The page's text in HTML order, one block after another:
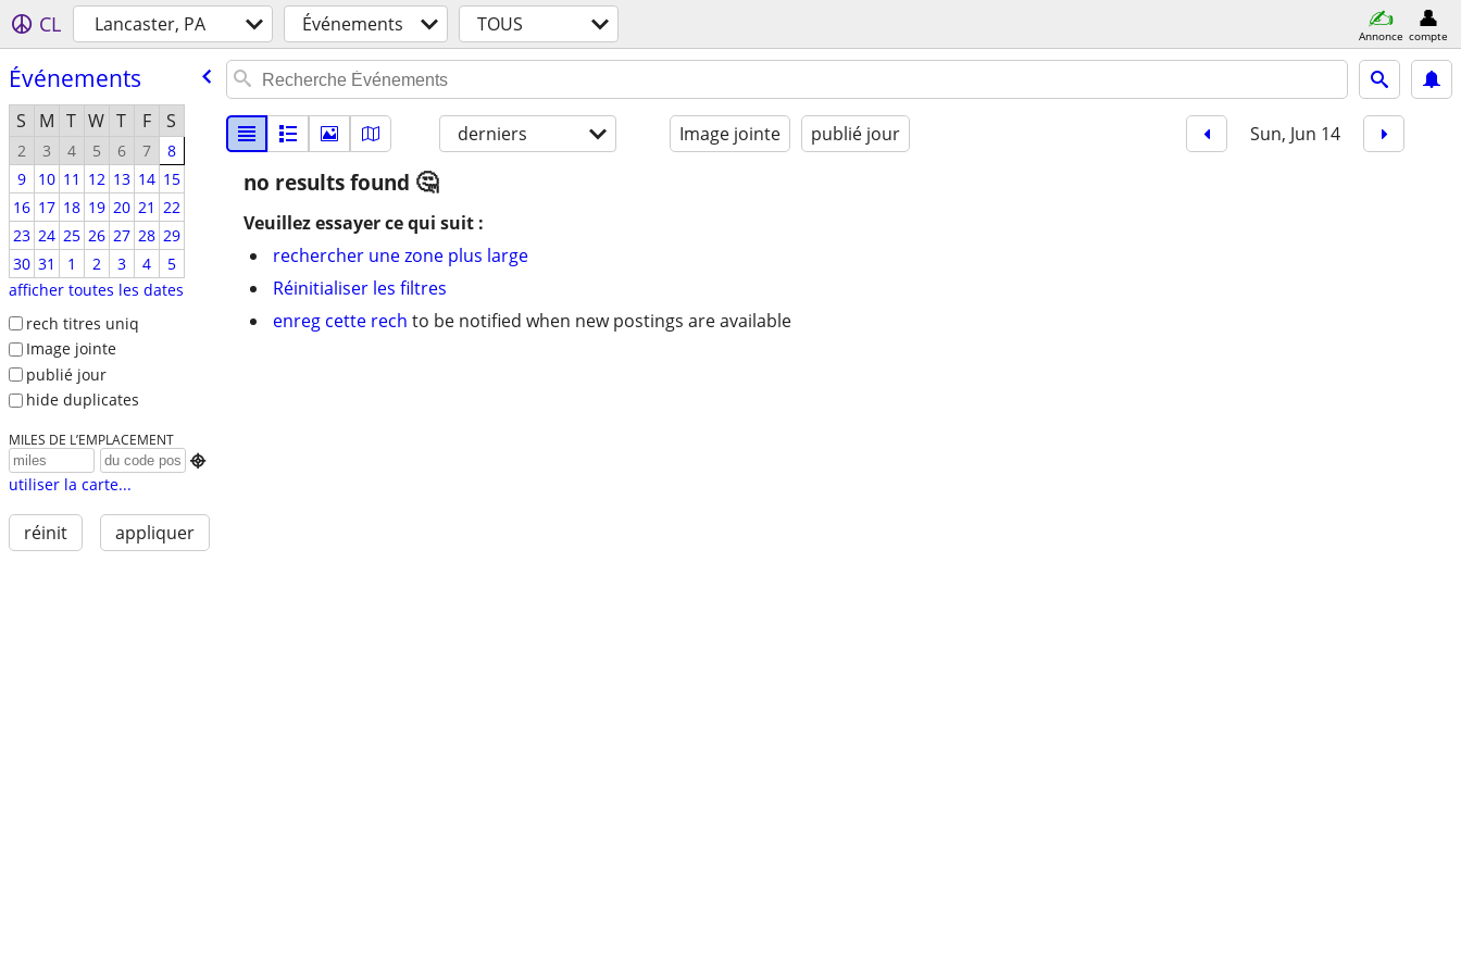
CL Lancaster, PA Événements TOUS Annonce compte
Événements
S M T W T F S
2 3 4 5 6 7
8
9
10 11 12 13 14 15
16 17 18 19 20 21 22
23 24 25 26 27 28 29
30 31 1 2 3 4
5
afficher toutes les dates
rech titres uniq
Image jointe
publié jour
hide duplicates
MILES DE L’EMPLACEMENT

utiliser la carte...
réinit appliquer
derniers Image jointe publié jour Sun, Jun 14
no results found
Veuillez essayer ce qui suit :
rechercher une zone plus large
Réinitialiser les filtres
enreg cette rech to be notified when new postings are available